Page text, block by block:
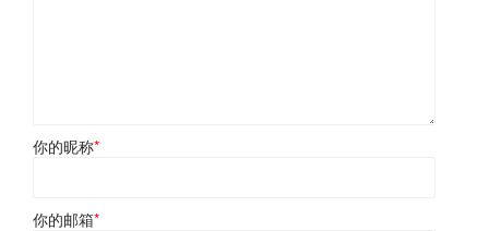
你的昵称*
你的邮箱*